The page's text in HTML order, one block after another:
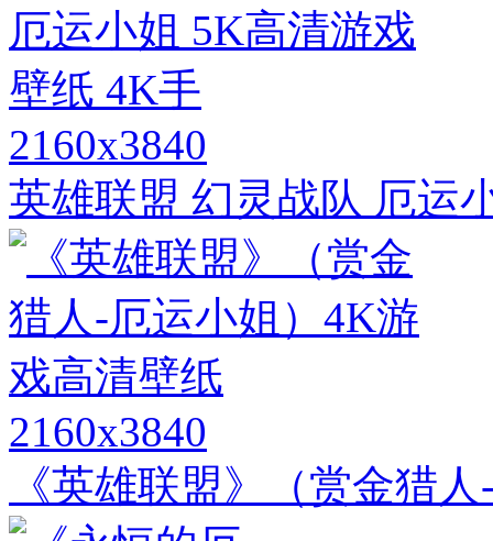
2160x3840
英雄联盟 幻灵战队 厄运
2160x3840
《英雄联盟》（赏金猎